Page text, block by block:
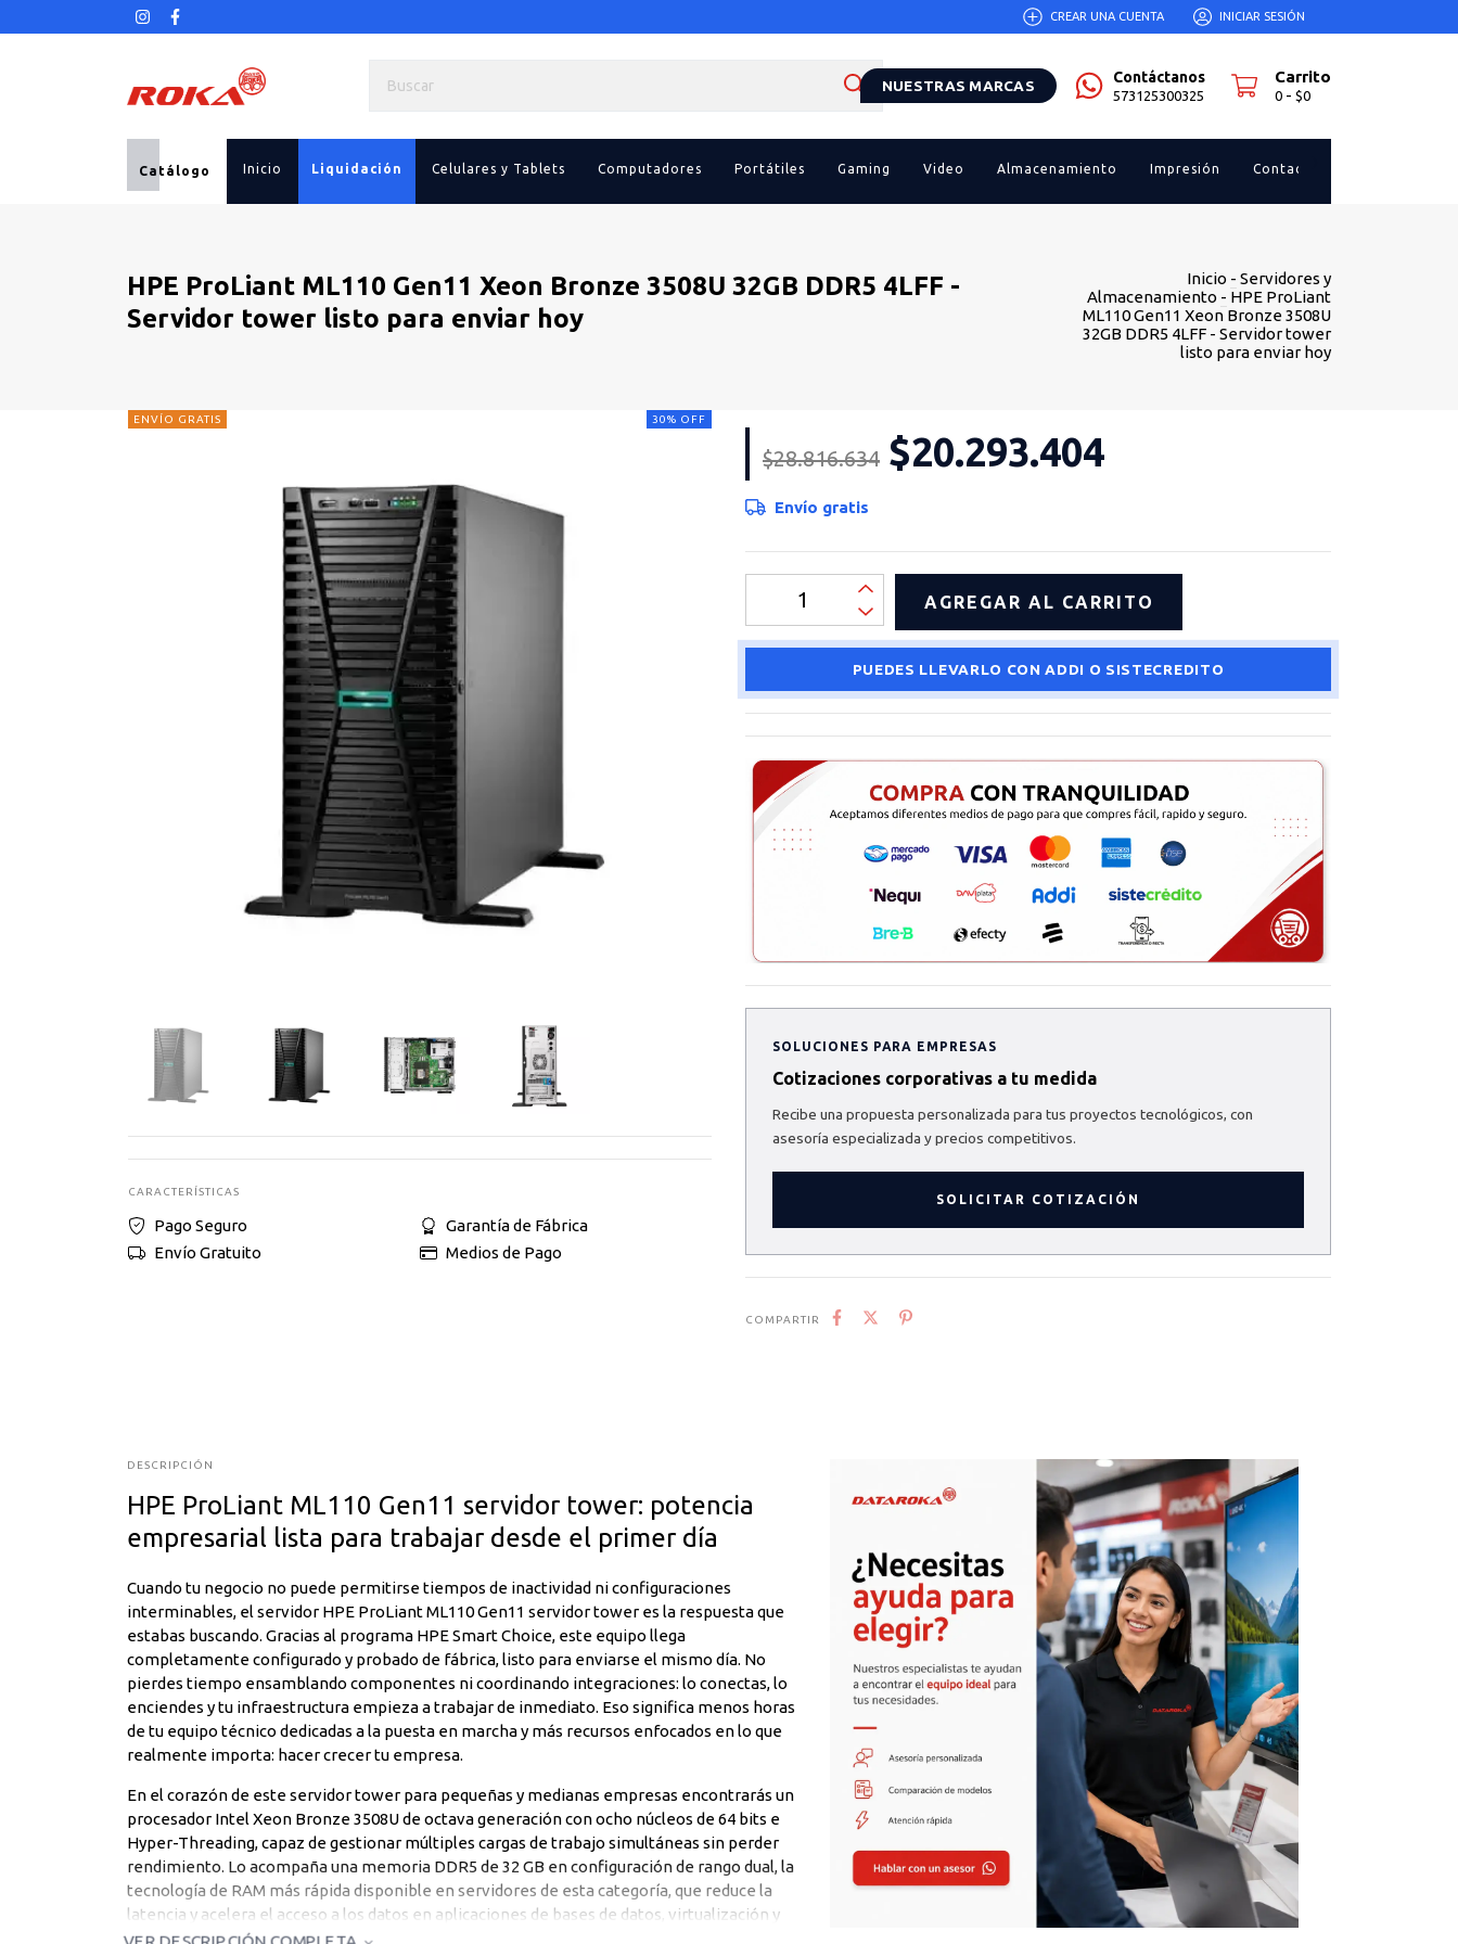
CREAR UNA CUENTA INICIAR SESIÓN
NUESTRAS MARCAS Contáctanos
573125300325
Carrito
0 - $0
Catálogo Inicio Liquidación Celulares y Tablets Computadores Portátiles Gaming Video Almacenamiento Impresión Contacto
HPE ProLiant ML110 Gen11 Xeon Bronze 3508U 32GB DDR5 4LFF -
Servidor tower listo para enviar hoy
Inicio - Servidores y
Almacenamiento - HPE ProLiant
ML110 Gen11 Xeon Bronze 3508U
32GB DDR5 4LFF - Servidor tower
listo para enviar hoy
30% OFF
ENVÍO GRATIS
CARACTERÍSTICAS
Pago Seguro
Envío Gratuito
Garantía de Fábrica
Medios de Pago
$28.816.634 $20.293.404
Envío gratis
PUEDES LLEVARLO CON ADDI O SISTECREDITO
SOLUCIONES PARA EMPRESAS
Cotizaciones corporativas a tu medida
Recibe una propuesta personalizada para tus proyectos tecnológicos, con
asesoría especializada y precios competitivos.
SOLICITAR COTIZACIÓN
COMPARTIR
DESCRIPCIÓN
HPE ProLiant ML110 Gen11 servidor tower: potencia
empresarial lista para trabajar desde el primer día
Cuando tu negocio no puede permitirse tiempos de inactividad ni configuraciones
interminables, el servidor HPE ProLiant ML110 Gen11 servidor tower es la respuesta que
estabas buscando. Gracias al programa HPE Smart Choice, este equipo llega
completamente configurado y probado de fábrica, listo para enviarse el mismo día. No
pierdes tiempo ensamblando componentes ni coordinando integraciones: lo conectas, lo
enciendes y tu infraestructura empieza a trabajar de inmediato. Eso significa menos horas
de tu equipo técnico dedicadas a la puesta en marcha y más recursos enfocados en lo que
realmente importa: hacer crecer tu empresa.
En el corazón de este servidor tower para pequeñas y medianas empresas encontrarás un
procesador Intel Xeon Bronze 3508U de octava generación con ocho núcleos de 64 bits e
Hyper-Threading, capaz de gestionar múltiples cargas de trabajo simultáneas sin perder
rendimiento. Lo acompaña una memoria DDR5 de 32 GB en configuración de rango dual, la
tecnología de RAM más rápida disponible en servidores de esta categoría, que reduce la
latencia y acelera el acceso a los datos en aplicaciones de bases de datos, virtualización y
gestión de archivos. El almacenamiento corre a cargo de dos discos duros HPE de 4 TB